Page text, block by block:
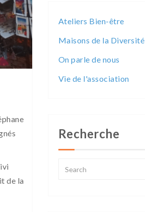
de la
Ateliers Bien-être
Maisons de la Diversité
On parle de nous
Vie de l'association
Recherche